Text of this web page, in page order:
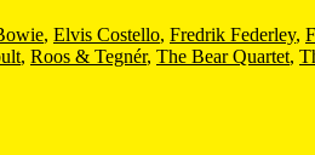
, Elvis Costello, Fredrik Federley,
, Roos & Tegnér, The Bear Quartet,